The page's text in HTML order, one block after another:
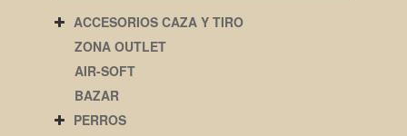
ACCESORIOS CAZA Y TIRO
ZONA OUTLET
AIR-SOFT
BAZAR
PERROS